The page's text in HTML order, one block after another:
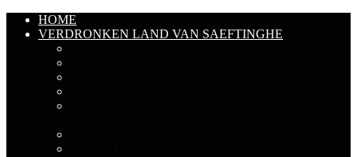
HOME
VERDRONKEN LAND VAN SAEFTINGHE